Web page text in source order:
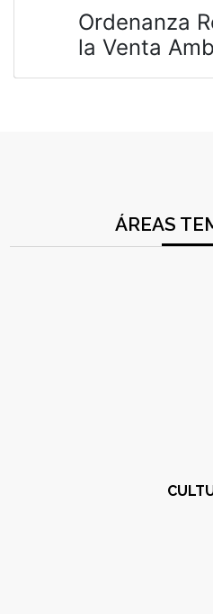
Ordenanza
la Venta
ÁREAS